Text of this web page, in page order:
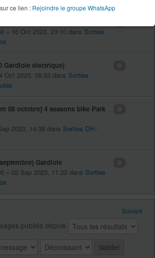
ce lien : Rejoindre le groupe WhatsApp
» 16 Oct 2023, 23:10 dans Sorties
Gardiole électrique)
Oct 2023, 08:52 dans Sorties
0
08 octobre] 4 seasons bike Park
2023, 14:38 dans Sorties DH-
0
Gardiole
» 02 Sep 2023, 11:23 dans Sorties
0
Suivant
publiés depuis